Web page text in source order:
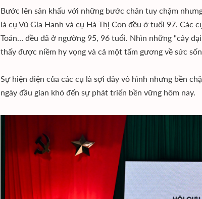
Bước lên sân khấu với những bước chân tuy chậm
là cụ Vũ Gia Hanh và cụ Hà Thị Con đều ở tuổi 97. Các
Toán… đều đã ở ngưỡng 95, 96 tuổi. Nhìn những "cây
thấy được niềm hy vọng và cả một tấm gương về sức
Sự hiện diện của các cụ là sợi dây vô hình nhưng bền
ngày đầu gian khó đến sự phát triển bền vững hôm nay.